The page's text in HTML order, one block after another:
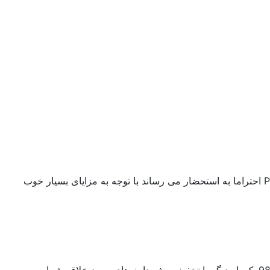
احتراما به استحضار می رساند با توجه به مزایای بسیار خوب PHP7.3 در بخش‌های مختلف، تمامی سرورهای لینوکسی HiSupport به PHP7.3 مجهز شدند. از این پس می توانید به منظور ارتقا سرعت،